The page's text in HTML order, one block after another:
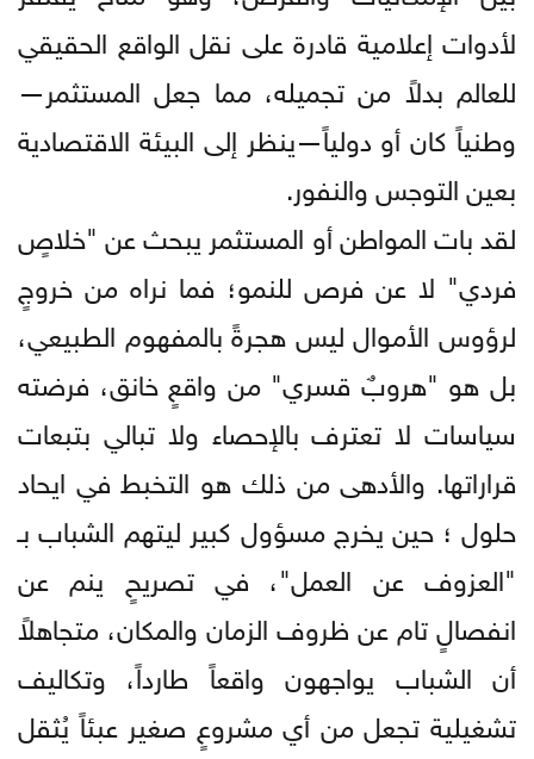
لأدوات إعلامية قادرة على نقل الواقع الحقيقي
للعالم بدلاً من تجميله، مما جعل المستثمر—
وطنياً كان أو دولياً—ينظر إلى البيئة الاقتصادية
بعين التوجس والنفور.
لقد بات المواطن أو المستثمر يبحث عن "خلاصٍ
فردي" لا عن فرص للنمو؛ فما نراه من خروجٍ
لرؤوس الأموال ليس هجرةً بالمفهوم الطبيعي،
بل هو "هروبٌ قسري" من واقعٍ خانق، فرضته
سياسات لا تعترف بالإحصاء ولا تبالي بتبعات
قراراتها. والأدهى من ذلك هو التخبط في ايحاد
حلول ؛ حين يخرج مسؤول كبير ليتهم الشباب بـ
"العزوف عن العمل"، في تصريحٍ ينم عن
انفصالٍ تام عن ظروف الزمان والمكان، متجاهلاً
أن الشباب يواجهون واقعاً طارداً، وتكاليف
تشغيلية تجعل من أي مشروعٍ صغير عبئاً يُثقل